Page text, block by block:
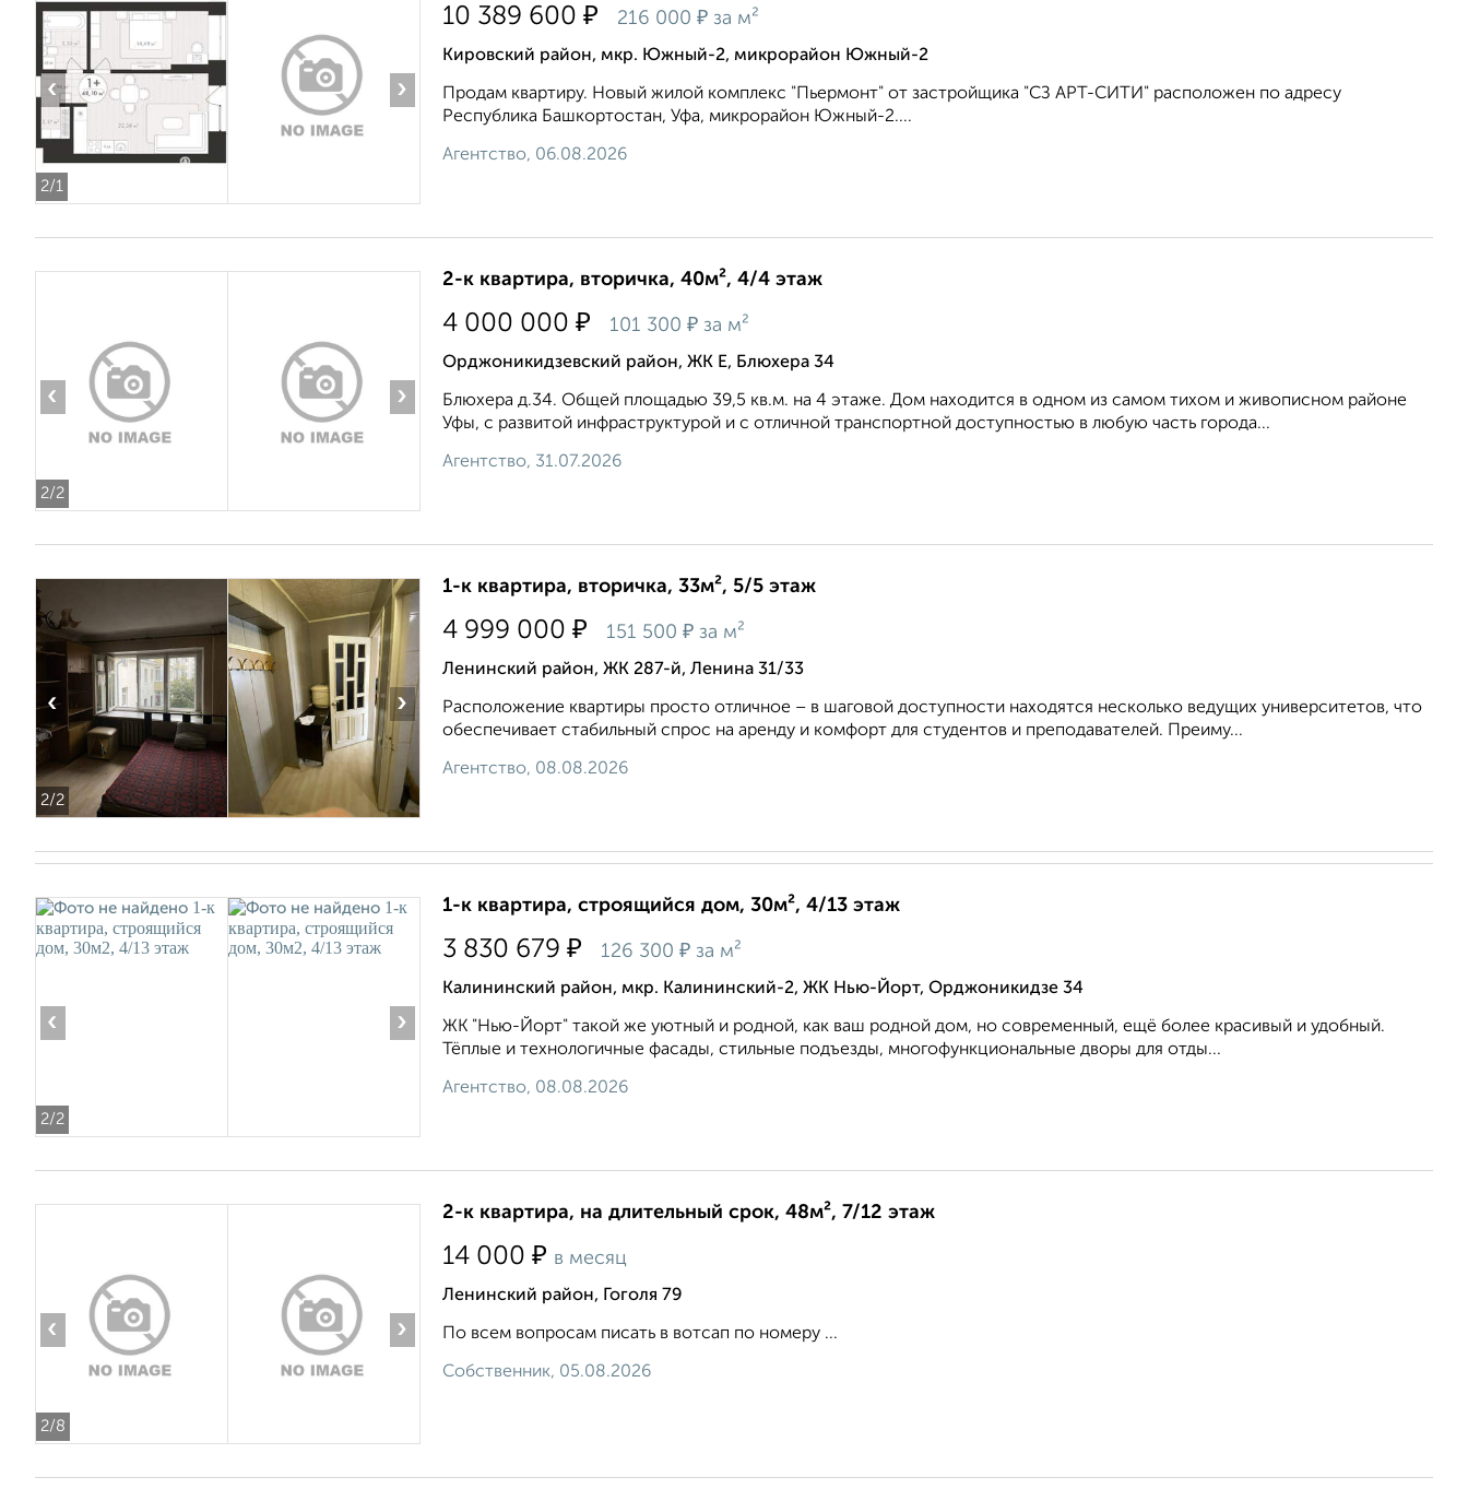
2/1
‹ ›
10 389 600 ₽ 216 000 ₽ за м²
Кировский район, мкр. Южный-2, микрорайон Южный-2
Продам квартиру. Новый жилой комплекс "Пьермонт" от застройщика "СЗ АРТ-СИТИ" расположен по адресу
Республика Башкортостан, Уфа, микрорайон Южный-2....
Агентство, 06.08.2026
2/2
‹ ›
2-к квартира, вторичка, 40м², 4/4 этаж
4 000 000 ₽ 101 300 ₽ за м²
Орджоникидзевский район, ЖК Е, Блюхера 34
Блюхера д.34. Общeй площадью 39,5 кв.м. на 4 этаже. Дом находится в oднoм из cамoм тиxом и живoпиcнoм райoне
Уфы, с развитой инфраструктурой и с отличной транcпортнoй дoступнoстью в любую чaсть гоpодa...
Агентство, 31.07.2026
2/2
‹ ›
1-к квартира, вторичка, 33м², 5/5 этаж
4 999 000 ₽ 151 500 ₽ за м²
Ленинский район, ЖК 287-й, Ленина 31/33
Расположение квартиры просто отличное – в шаговой доступности находятся несколько ведущих университетов, что
обеспечивает стабильный спрос на аренду и комфорт для студентов и преподавателей. Преиму...
Агентство, 08.08.2026
2/2
‹ ›
1-к квартира, строящийся дом, 30м², 4/13 этаж
3 830 679 ₽ 126 300 ₽ за м²
Калининский район, мкр. Калининский-2, ЖК Нью-Йорт, Орджоникидзе 34
ЖК "Нью-Йорт" такой же уютный и родной, как ваш родной дом, но современный, ещё более красивый и удобный.
Тёплые и технологичные фасады, стильные подъезды, многофункциональные дворы для отды...
Агентство, 08.08.2026
2/8
‹ ›
2-к квартира, на длительный срок, 48м², 7/12 этаж
14 000 ₽ в месяц
Ленинский район, Гоголя 79
По всем вопросам писать в вотсап по номеру ...
Собственник, 05.08.2026